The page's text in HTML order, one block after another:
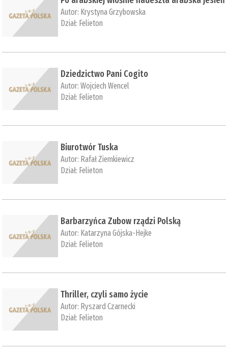
Autor: Krystyna Grzybowska
Dział: Felieton
Dziedzictwo Pani Cogito
Autor:Wojciech Wencel
Dział: Felieton
Biurotwór Tuska
Autor: Rafał Ziemkiewicz
Dział: Felieton
Barbarzyńca Zubow rządzi Polską
Autor: Katarzyna Gójska-Hejke
Dział: Felieton
Thriller, czyli samo życie
Autor: Ryszard Czarnecki
Dział: Felieton